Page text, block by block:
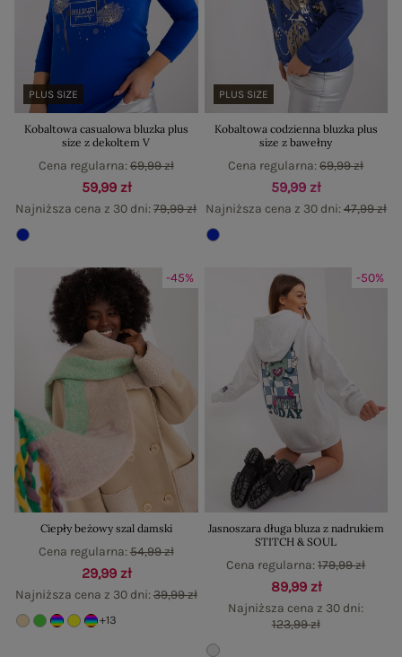
PLUS SIZE
Kobaltowa casualowa bluzka plus
size z dekoltem V
59,99 zł
Najniższa cena z 30 dni:79,99 zł
Cena regularna:69,99 zł
PLUS SIZE
Kobaltowa codzienna bluzka plus
size z bawełny
59,99 zł
Najniższa cena z 30 dni:47,99 zł
Cena regularna:69,99 zł
-45%
Ciepły beżowy szal damski
29,99 zł
Najniższa cena z 30 dni:39,99 zł
Cena regularna:54,99 zł
+13
-50%
Jasnoszara długa bluza z nadrukiem
STITCH & SOUL
89,99 zł
Najniższa cena z 30 dni:
123,99 zł
Cena regularna:179,99 zł